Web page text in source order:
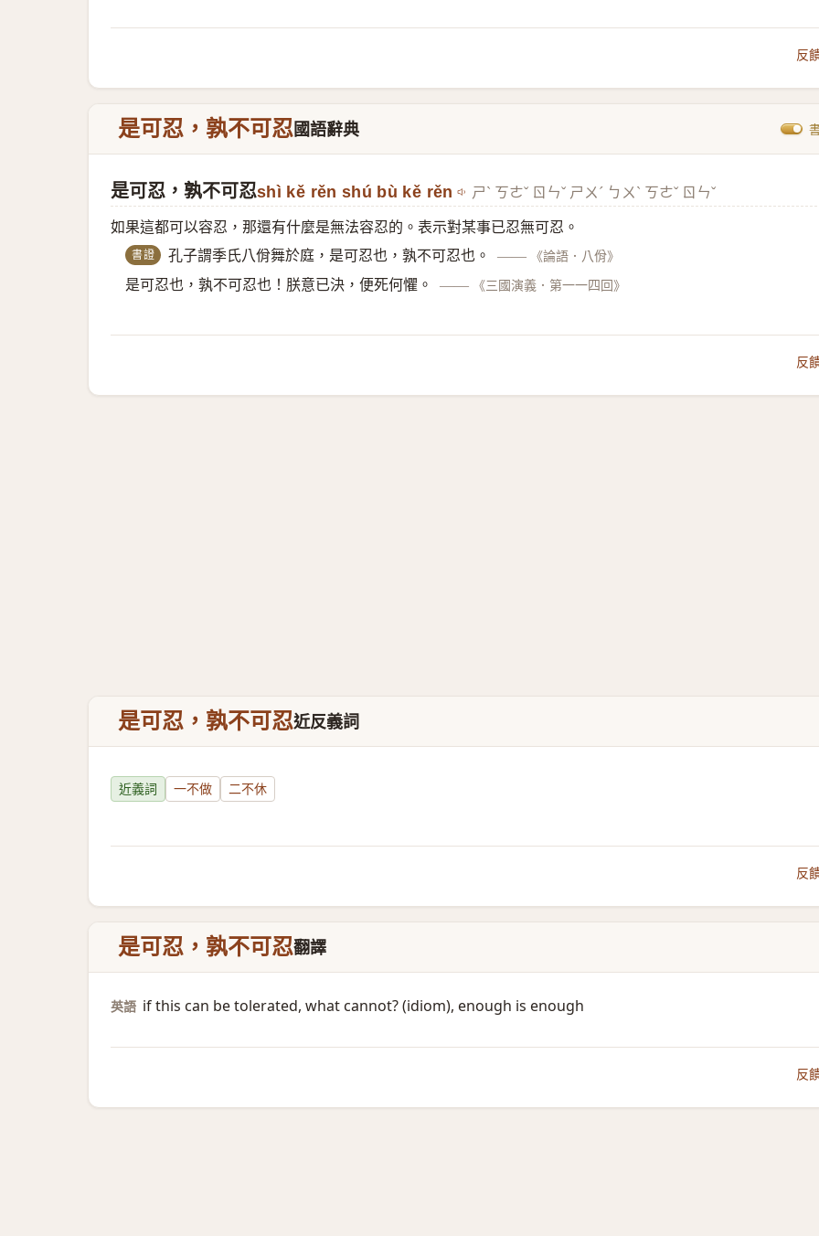
反
是可忍，孰不可忍國語辭典
是可忍，孰不可忍shì kě rěn shú bù kě rěn ㄕˋ ㄎㄜˇ ㄖㄣˇ ㄕㄨˊ ㄅㄨˋ ㄎㄜˇ ㄖㄣˇ
如果這都可以容忍，那還有什麼是無法容忍的。表示對某事已忍無可忍。
書證 孔子謂季氏八佾舞於庭，是可忍也，孰不可忍也。 —— 《論語．八佾》
是可忍也，孰不可忍也！朕意已決，便死何懼。 —— 《三國演義．第一一四回》
反
是可忍，孰不可忍近反義詞
近義詞 一不做 二不休
反
是可忍，孰不可忍翻譯
英語 if this can be tolerated, what cannot? (idiom)​, enough is enough
反